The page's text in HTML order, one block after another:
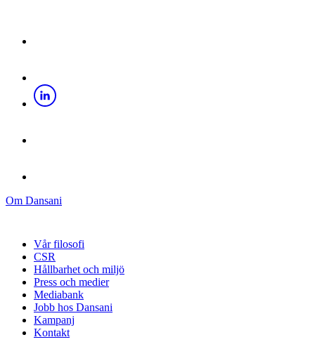
Om Dansani
Vår filosofi
CSR
Hållbarhet och miljö
Press och medier
Mediabank
Jobb hos Dansani
Kampanj
Kontakt